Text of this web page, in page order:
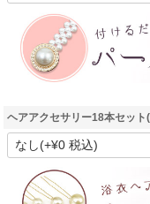
ヘアアクセサリー18本セッ